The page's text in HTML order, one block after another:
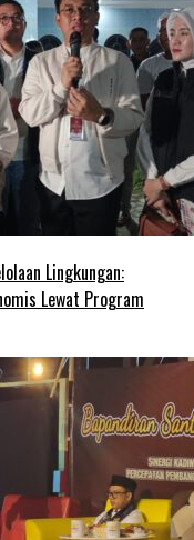
Lingkungan:
Lewat Program